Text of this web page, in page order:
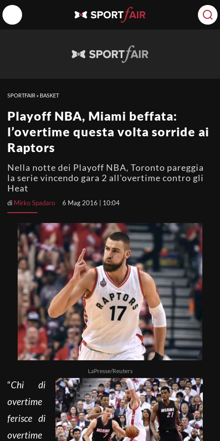
SPORTFAIR » BASKET
Playoff NBA, Miami beffata:
l’overtime questa volta sorride ai
Raptors
Nella notte dei Playoff NBA, Toronto pareggia
la serie vincendo gara 2 all'overtime contro gli
Heat
di Mirko Spadaro 6 Mag 2016 | 10:04
LaPresse/Reuters
“Chi di
overtime
ferisce di
overtime